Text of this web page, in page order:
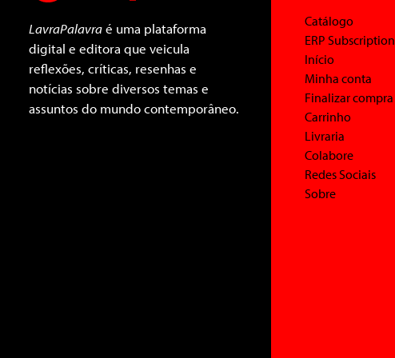
LavraPalavraé uma plataforma
digital e editora que veicula
reflexões, críticas, resenhas e
notícias sobre diversos temas e
assuntos do mundo contemporâneo.
Catálogo
ERP Subscription
Início
Minha conta
Finalizar compra
Carrinho
Livraria
Colabore
Redes Sociais
Sobre